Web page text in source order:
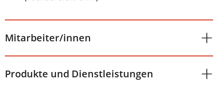
Mitarbeiter/innen
Produkte und Dienstleistungen